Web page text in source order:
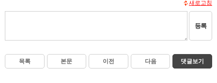
새로고침
등록
목록 본문 이전 다음 댓글보기